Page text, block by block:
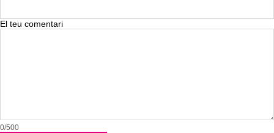
El teu comentari
0/500